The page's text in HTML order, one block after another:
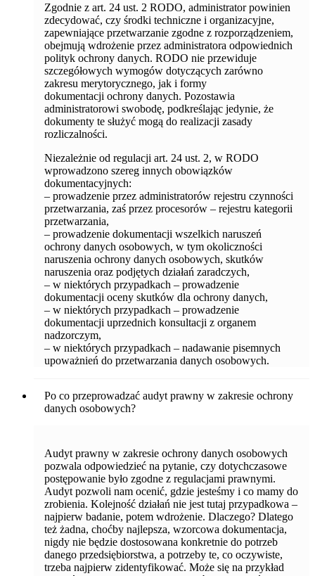
Zgodnie z art. 24 ust. 2 RODO, administrator powinien
zdecydować, czy środki techniczne i organizacyjne,
zapewniające przetwarzanie zgodne z rozporządzeniem,
obejmują wdrożenie przez administratora odpowiednich
polityk ochrony danych. RODO nie przewiduje
szczegółowych wymogów dotyczących zarówno
zakresu merytorycznego, jak i formy
dokumentacji ochrony danych. Pozostawia
administratorowi swobodę, podkreślając jedynie, że
dokumenty te służyć mogą do realizacji zasady
rozliczalności.
Niezależnie od regulacji art. 24 ust. 2, w RODO
wprowadzono szereg innych obowiązków
dokumentacyjnych:
– prowadzenie przez administratorów rejestru czynności
przetwarzania, zaś przez procesorów – rejestru kategorii
przetwarzania,
– prowadzenie dokumentacji wszelkich naruszeń
ochrony danych osobowych, w tym okoliczności
naruszenia ochrony danych osobowych, skutków
naruszenia oraz podjętych działań zaradczych,
– w niektórych przypadkach – prowadzenie
dokumentacji oceny skutków dla ochrony danych,
– w niektórych przypadkach – prowadzenie
dokumentacji uprzednich konsultacji z organem
nadzorczym,
– w niektórych przypadkach – nadawanie pisemnych
upoważnień do przetwarzania danych osobowych.
Po co przeprowadzać audyt prawny w zakresie ochrony
danych osobowych?
Audyt prawny w zakresie ochrony danych osobowych
pozwala odpowiedzieć na pytanie, czy dotychczasowe
postępowanie było zgodne z regulacjami prawnymi.
Audyt pozwoli nam ocenić, gdzie jesteśmy i co mamy do
zrobienia. Kolejność działań nie jest tutaj przypadkowa –
najpierw badanie, potem wdrożenie. Dlaczego? Dlatego
też żadna, choćby najlepsza, wzorcowa dokumentacja,
nigdy nie będzie dostosowana konkretnie do potrzeb
danego przedsiębiorstwa, a potrzeby te, co oczywiste,
trzeba najpierw zidentyfikować. Może się na przykład